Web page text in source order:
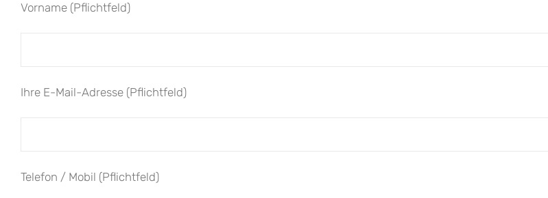
Vorname (Pflichtfeld)
Ihre E-Mail-Adresse (Pflichtfeld)
Telefon / Mobil (Pflichtfeld)